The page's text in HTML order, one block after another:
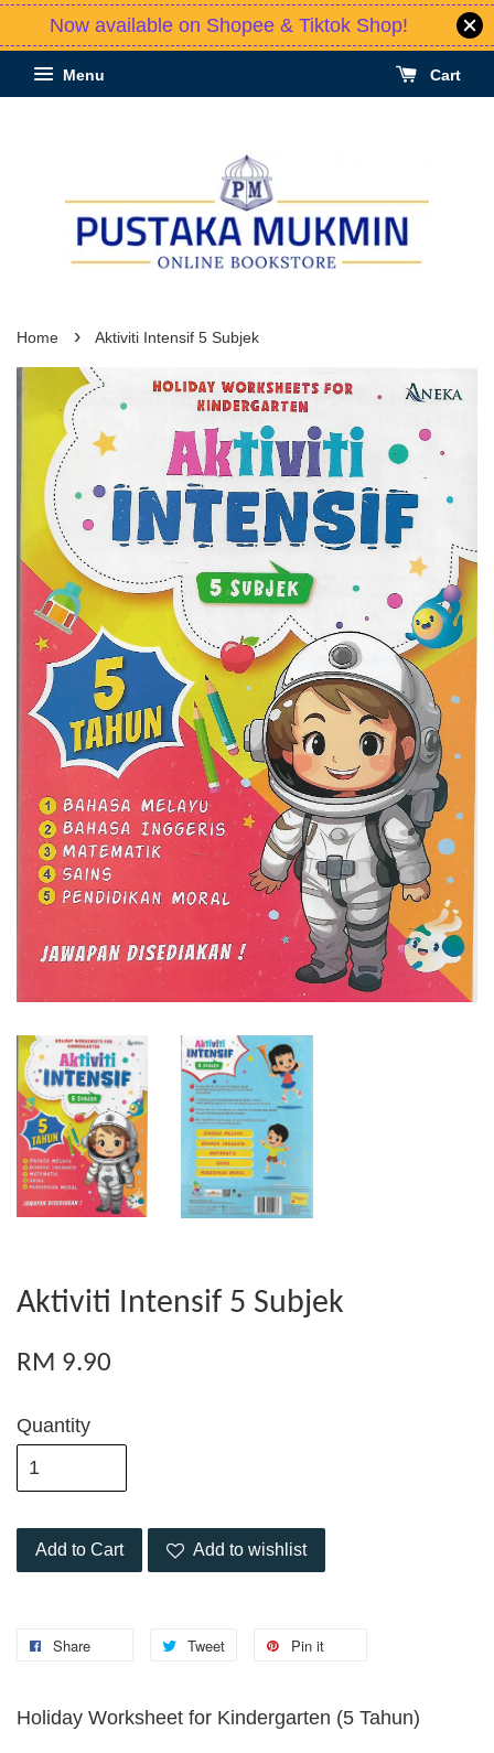
Now available on Shopee & Tiktok Shop!
Menu Cart
Home › Aktiviti Intensif 5 Subjek
Aktiviti Intensif 5 Subjek
RM 9.90
Quantity
Add to Cart Add to wishlist
Share Tweet Pin it
Holiday Worksheet for Kindergarten (5 Tahun)